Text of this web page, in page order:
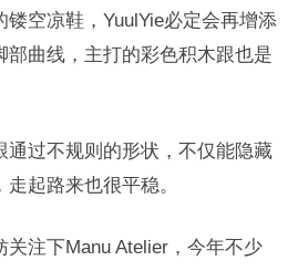
空凉鞋，YuulYie必定会再增添
部曲线，主打的彩色积木跟也是
通过不规则的形状，不仅能隐藏
起路来也很平稳。
关注下Manu Atelier，今年不少